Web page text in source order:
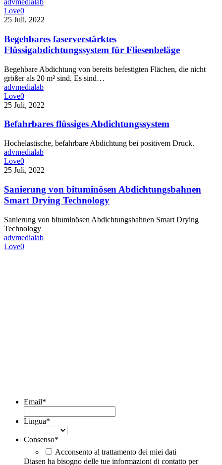
Flächen
advmedialab
Love0
Begehbares
Flüssigabdichtungssystem
für
Fliesenbeläge
25 Juli, 2022
Begehbares faserverstärktes
Flüssigabdichtungssystem für Fliesenbeläge
Begehbare Abdichtung von bereits befestigten Flächen, die nicht
größer als 20 m² sind. Es sind…
advmedialab
Love0
Befahrbares
Abdichtungssystem
25 Juli, 2022
Befahrbares flüssiges Abdichtungssystem
Hochelastische, befahrbare Abdichtung bei positivem Druck.
advmedialab
Love0
Sanierung
bituminösen
Abdichtungsbahnen
Smart
Technology
25 Juli, 2022
Sanierung von bituminösen Abdichtungsbahnen
Smart Drying Technology
Sanierung von bituminösen Abdichtungsbahnen Smart Drying
Technology
advmedialab
Love0
Email*
Lingua*
Consenso*
Acconsento al trattamento dei miei dati
Diasen ha bisogno delle tue informazioni di contatto per